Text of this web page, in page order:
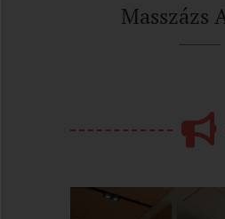
Masszázs